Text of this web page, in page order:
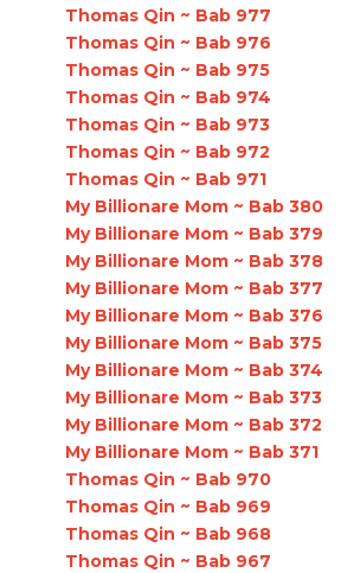
Thomas Qin ~ Bab 977
Thomas Qin ~ Bab 976
Thomas Qin ~ Bab 975
Thomas Qin ~ Bab 974
Thomas Qin ~ Bab 973
Thomas Qin ~ Bab 972
Thomas Qin ~ Bab 971
My Billionare Mom ~ Bab 380
My Billionare Mom ~ Bab 379
My Billionare Mom ~ Bab 378
My Billionare Mom ~ Bab 377
My Billionare Mom ~ Bab 376
My Billionare Mom ~ Bab 375
My Billionare Mom ~ Bab 374
My Billionare Mom ~ Bab 373
My Billionare Mom ~ Bab 372
My Billionare Mom ~ Bab 371
Thomas Qin ~ Bab 970
Thomas Qin ~ Bab 969
Thomas Qin ~ Bab 968
Thomas Qin ~ Bab 967